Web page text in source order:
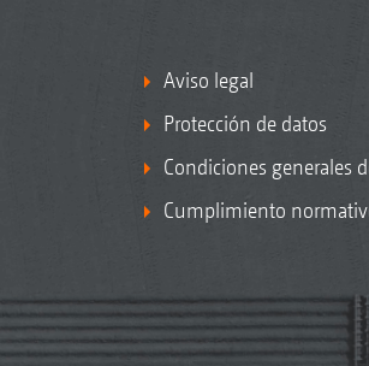
Aviso legal
Protección de datos
Condiciones generales
Cumplimiento